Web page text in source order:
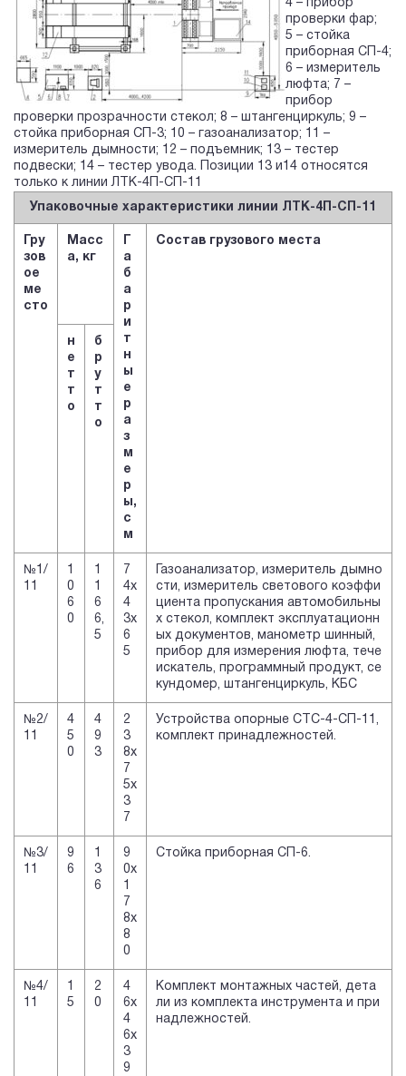
4 – прибор
проверки фар;
5 – стойка
приборная СП-4;
6 – измеритель
люфта; 7 –
прибор
проверки прозрачности стекол; 8 – штангенциркуль; 9 –
стойка приборная СП-3; 10 – газоанализатор; 11 –
измеритель дымности; 12 – подъемник; 13 – тестер
подвески; 14 – тестер увода. Позиции 13 и14 относятся
только к линии ЛТК-4П-СП-11
Упаковочные характеристики линии ЛТК-4П-СП-11
Гру
зов
ое
ме
сто
Масс
а, кг
а
б
а
р
и
т
н
ы
е
р
а
з
м
е
р
ы,
с
м
Состав грузового места
н
е
т
т
о
б
р
у
т
т
о
№1/
11
1
0
6
0
1
1
6
6,
5
7
4х
4
3х
6
5
Газоанализатор, измеритель дымно
сти, измеритель светового коэффи
циента пропускания автомобильны
х стекол, комплект эксплуатационн
ых документов, манометр шинный,
прибор для измерения люфта, тече
искатель, программный продукт, се
кундомер, штангенциркуль, КБС
№2/
11
4
5
0
4
9
3
2
3
8х
7
5х
3
7
Устройства опорные СТС-4-СП-11,
комплект принадлежностей.
№3/
11
9
6
1
3
6
9
0х
1
7
8х
8
0
Стойка приборная СП-6.
№4/
11
1
5
2
0
4
6х
4
6х
3
9
Комплект монтажных частей, дета
ли из комплекта инструмента и при
надлежностей.